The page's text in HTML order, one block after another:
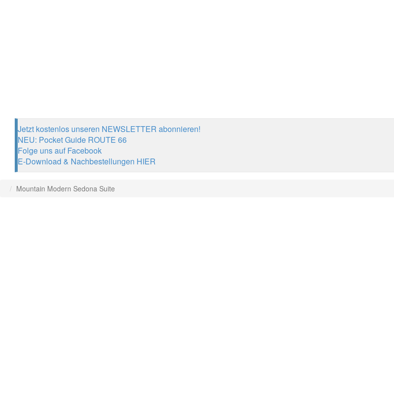
Jetzt kostenlos unseren NEWSLETTER abonnieren!
NEU: Pocket Guide ROUTE 66
Folge uns auf Facebook
E-Download & Nachbestellungen HIER
Mountain Modern Sedona Suite